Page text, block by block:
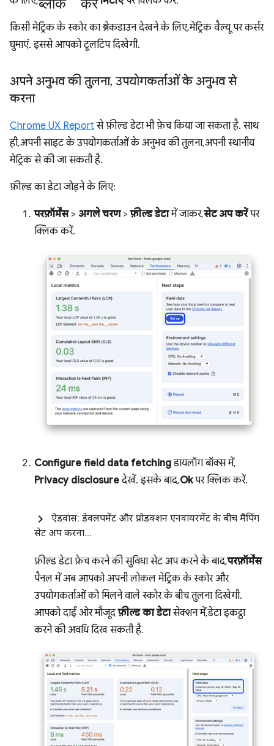
किसी मेट्रिक के स्कोर का ब्रेकडाउन देखने के लिए, मेट्रिक वैल्यू पर कर्सर
घुमाएं. इससे आपको टूलटिप दिखेगी.
अपने अनुभव की तुलना, उपयोगकर्ताओं के अनुभव से
करना
Chrome UX Reportसे फ़ील्ड डेटा भी फ़ेच किया जा सकता है. साथ
ही, अपनी साइट के उपयोगकर्ताओं के अनुभव की तुलना, अपनी स्थानीय
मेट्रिक से की जा सकती है.
फ़ील्ड का डेटा जोड़ने के लिए:
परफ़ॉर्मेंस> अगले चरण>फ़ील्ड डेटामें जाकर,सेट अप करेंपर
क्लिक करें.
Configure field data fetchingडायलॉग बॉक्स में,
Privacy disclosureदेखें. इसके बाद,Okपर क्लिक करें.
ऐडवांस: डेवलपमेंट और प्रोडक्शन एनवायरमेंट के बीच मैपिंग
सेट अप करना...
फ़ील्ड डेटा फ़ेच करने की सुविधा सेट अप करने के बाद,परफ़ॉर्मेंस
पैनल में अब आपको अपनी लोकल मेट्रिक के स्कोर और
उपयोगकर्ताओं को मिलने वाले स्कोर के बीच तुलना दिखेगी.
आपको दाईं ओर मौजूदफ़ील्ड का डेटासेक्शन में, डेटा इकट्ठा
करने की अवधि दिख सकती है.